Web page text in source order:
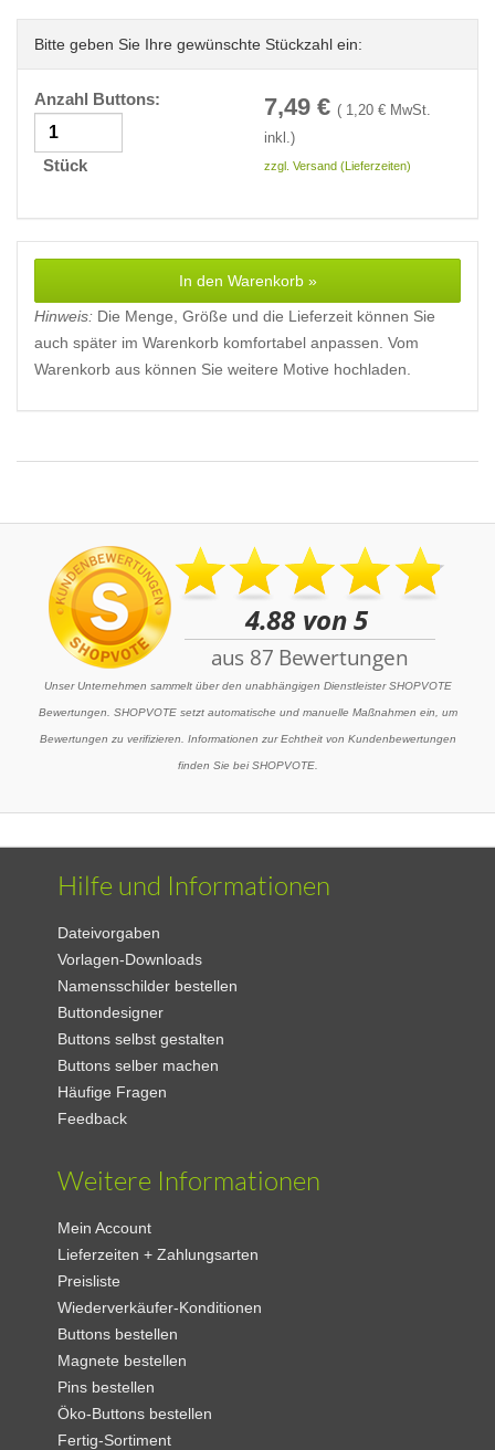
Bitte geben Sie Ihre gewünschte Stückzahl ein:
Anzahl Buttons:
Stück
7,49 € ( 1,20 € MwSt.
inkl.)
zzgl. Versand (Lieferzeiten)
In den Warenkorb »
Hinweis: Die Menge, Größe und die Lieferzeit können Sie
auch später im Warenkorb komfortabel anpassen. Vom
Warenkorb aus können Sie weitere Motive hochladen.
Unser Unternehmen sammelt über den unabhängigen Dienstleister SHOPVOTE
Bewertungen. SHOPVOTE setzt automatische und manuelle Maßnahmen ein, um
Bewertungen zu verifizieren. Informationen zur Echtheit von Kundenbewertungen
finden Sie bei SHOPVOTE.
Hilfe und Informationen
Dateivorgaben
Vorlagen-Downloads
Namensschilder bestellen
Buttondesigner
Buttons selbst gestalten
Buttons selber machen
Häufige Fragen
Feedback
Weitere Informationen
Mein Account
Lieferzeiten + Zahlungsarten
Preisliste
Wiederverkäufer-Konditionen
Buttons bestellen
Magnete bestellen
Pins bestellen
Öko-Buttons bestellen
Fertig-Sortiment